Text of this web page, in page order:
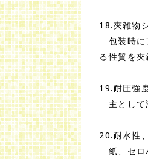
18.夾雑物
包装時に
る性質を夾
19.耐圧強
主として
20.耐水性
紙、セロ